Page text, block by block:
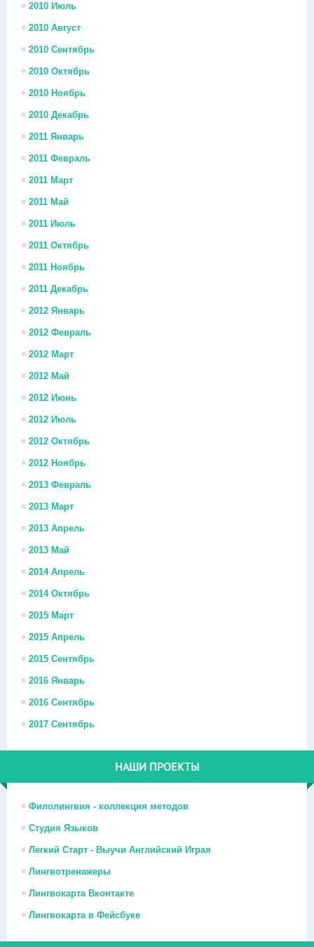
2010 Июль
2010 Август
2010 Сентябрь
2010 Октябрь
2010 Ноябрь
2010 Декабрь
2011 Январь
2011 Февраль
2011 Март
2011 Май
2011 Июль
2011 Октябрь
2011 Ноябрь
2011 Декабрь
2012 Январь
2012 Февраль
2012 Март
2012 Май
2012 Июнь
2012 Июль
2012 Октябрь
2012 Ноябрь
2013 Февраль
2013 Март
2013 Апрель
2013 Май
2014 Апрель
2014 Октябрь
2015 Март
2015 Апрель
2015 Сентябрь
2016 Январь
2016 Сентябрь
2017 Сентябрь
НАШИ ПРОЕКТЫ
Филолингвия - коллекция методов
Студия Языков
Легкий Старт - Выучи Английский Играя
Лингвотренажеры
Лингвокарта Вконтакте
Лингвокарта в Фейсбуке